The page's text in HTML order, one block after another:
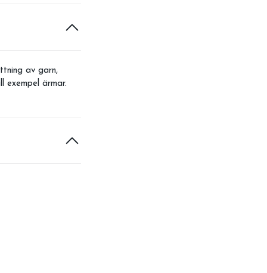
av garn,
exempel ärmar.